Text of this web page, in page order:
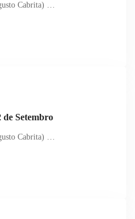
Cabrita) …
Setembro
Cabrita) …